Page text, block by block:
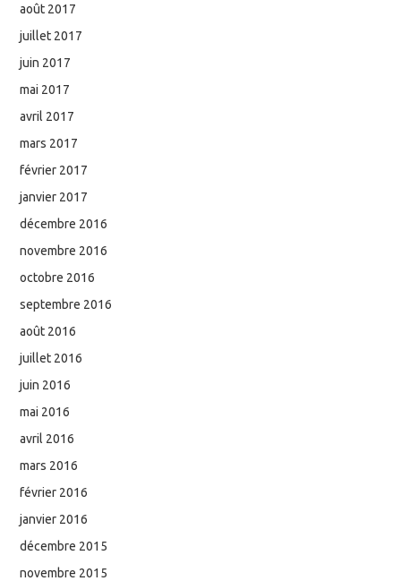
août 2017
juillet 2017
juin 2017
mai 2017
avril 2017
mars 2017
février 2017
janvier 2017
décembre 2016
novembre 2016
octobre 2016
septembre 2016
août 2016
juillet 2016
juin 2016
mai 2016
avril 2016
mars 2016
février 2016
janvier 2016
décembre 2015
novembre 2015